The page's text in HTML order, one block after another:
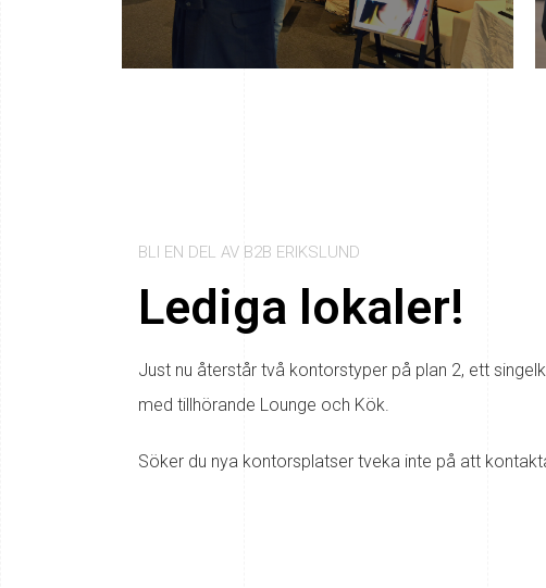
BLI EN DEL AV B2B ERIKSLUND
Lediga lokaler!
Just nu återstår två kontorstyper på plan 2, ett
med tillhörande Lounge och Kök.
Söker du nya kontorsplatser tveka inte på att